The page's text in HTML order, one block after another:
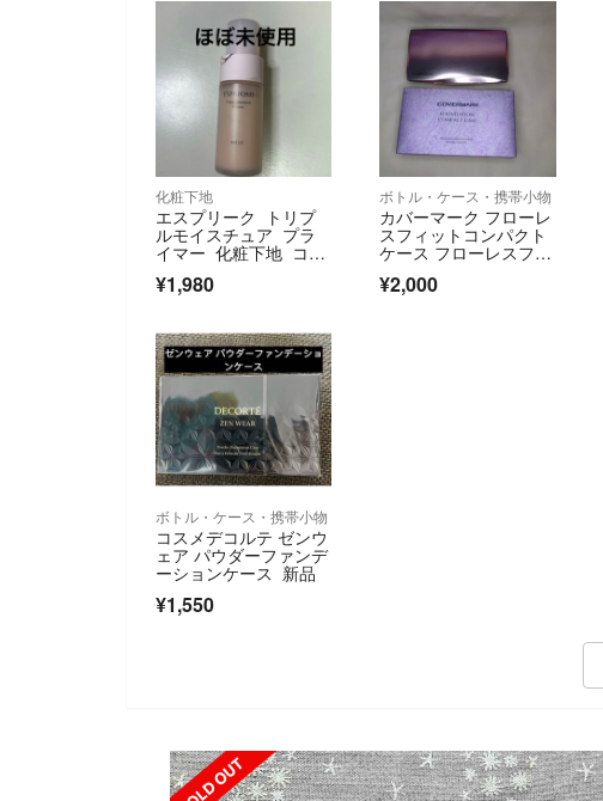
化粧下地
エスプリーク トリプ
ルモイスチュア プラ
イマー 化粧下地 コー
¥1,980
ボトル・ケース・携帯小物
カバーマーク フローレ
スフィットコンパクト
ケース フローレスフィ
¥2,000
ボトル・ケース・携帯小物
コスメデコルテ ゼンウ
ェア パウダーファンデ
ーションケース 新品
¥1,550
SOLD OUT